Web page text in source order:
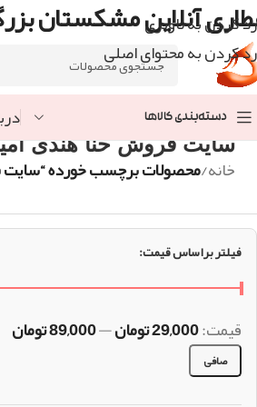
رد کردن به ناوبری
رد کردن به محتوای اصلی
آنلاین مشکستان
دسته‌بندی کالاها
سایت فروش حنا هندی
خانه/محصولات برچسب خورده “سایت
فیلتر براساس قیمت:
صافی
قيمت:29,000 تومان —89,000 تومان